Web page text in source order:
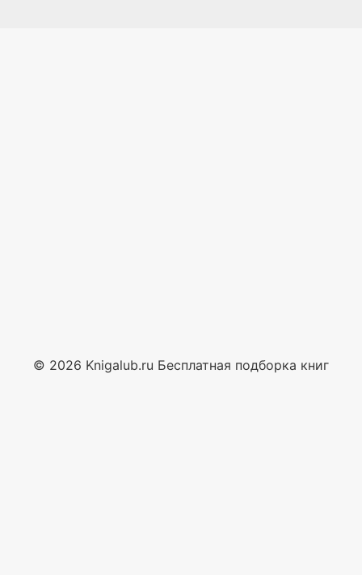
© 2026 Knigalub.ru Бесплатная подборка книг